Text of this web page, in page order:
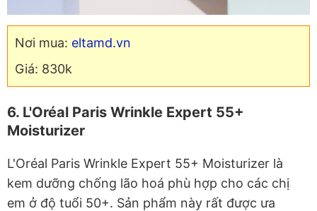
Nơi mua: eltamd.vn
Giá: 830k
6. L'Oréal Paris Wrinkle Expert 55+
Moisturizer
L'Oréal Paris Wrinkle Expert 55+ Moisturizer là
kem dưỡng chống lão hoá phù hợp cho các chị
em ở độ tuổi 50+. Sản phẩm này rất được ưa